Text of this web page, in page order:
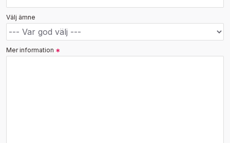
Välj ämne
Mer information